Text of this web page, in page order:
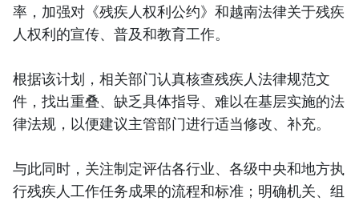
率，加强对《残疾人权利公约》和越南法律关于残疾
人权利的宣传、普及和教育工作。
根据该计划，相关部门认真核查残疾人法律规范文
件，找出重叠、缺乏具体指导、难以在基层实施的法
律法规，以便建议主管部门进行适当修改、补充。
与此同时，关注制定评估各行业、各级中央和地方执
行残疾人工作任务成果的流程和标准；明确机关、组